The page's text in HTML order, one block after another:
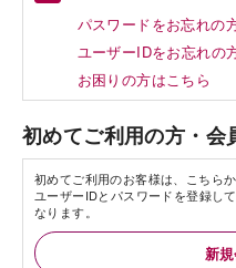
パスワードをお忘れの
ユーザーIDをお忘れの
お困りの方はこちら
初めてご利用の方・会
初めてご利用のお客様は、こちら
ユーザーIDとパスワードを登録し
なります。